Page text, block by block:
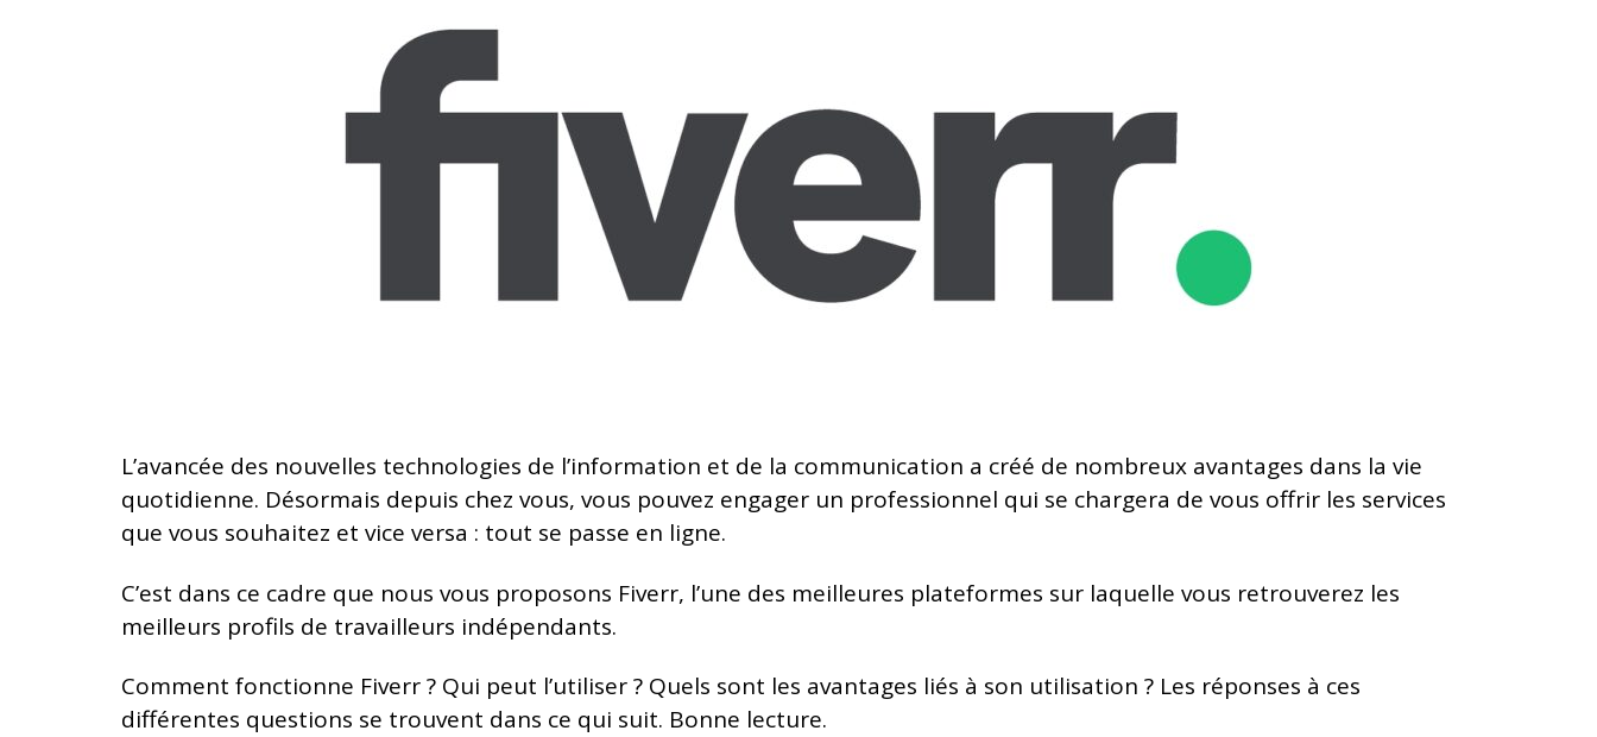
L’avancée des nouvelles technologies de l’information et de la communication a créé de nombreux avantages dans la vie
quotidienne. Désormais depuis chez vous, vous pouvez engager un professionnel qui se chargera de vous offrir les services
que vous souhaitez et vice versa : tout se passe en ligne.
C’est dans ce cadre que nous vous proposons Fiverr, l’une des meilleures plateformes sur laquelle vous retrouverez les
meilleurs profils de travailleurs indépendants.
Comment fonctionne Fiverr ? Qui peut l’utiliser ? Quels sont les avantages liés à son utilisation ? Les réponses à ces
différentes questions se trouvent dans ce qui suit. Bonne lecture.